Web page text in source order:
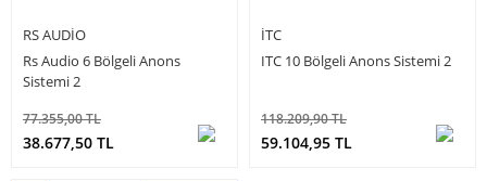
RS AUDIO
Rs Audio 6 Bölgeli Anons
Sistemi 2
77.355,00 TL
38.677,50 TL
ITC
ITC 10 Bölgeli Anons Sistemi 2
118.209,90 TL
59.104,95 TL